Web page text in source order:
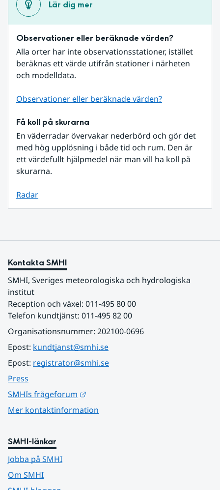
Lär dig mer
Observationer eller beräknade värden?
Alla orter har inte observationsstationer, istället
beräknas ett värde utifrån stationer i närheten
och modelldata.
Observationer eller beräknade värden?
Få koll på skurarna
En väderradar övervakar nederbörd och gör det
med hög upplösning i både tid och rum. Den är
ett värdefullt hjälpmedel när man vill ha koll på
skurarna.
Radar
Kontakta SMHI
SMHI, Sveriges meteorologiska och hydrologiska
institut
Reception och växel: 011-495 80 00
Telefon kundtjänst: 011-495 82 00
Organisationsnummer: 202100-0696
Epost: kundtjanst@smhi.se
Epost: registrator@smhi.se
Press
SMHIs frågeforum
Mer kontaktinformation
SMHI-länkar
Jobba på SMHI
Om SMHI